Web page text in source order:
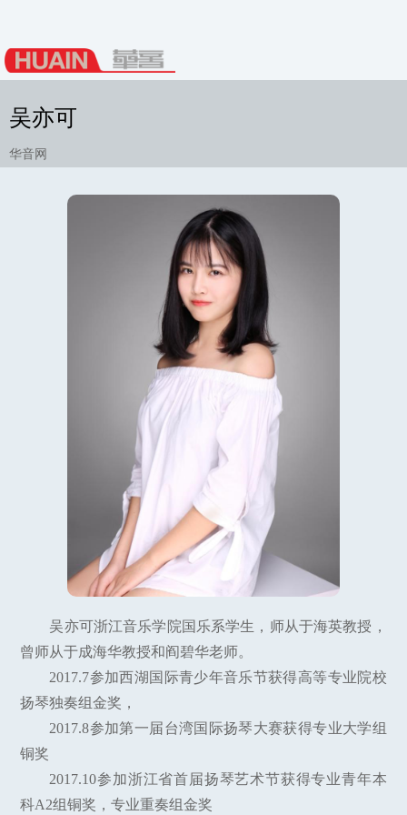
吴亦可
华音网
吴亦可浙江音乐学院国乐系学生，师从于海英教授，
曾师从于成海华教授和阎碧华老师。
2017.7参加西湖国际青少年音乐节获得高等专业院校
扬琴独奏组金奖，
2017.8参加第一届台湾国际扬琴大赛获得专业大学组
铜奖
2017.10参加浙江省首届扬琴艺术节获得专业青年本
科A2组铜奖，专业重奏组金奖